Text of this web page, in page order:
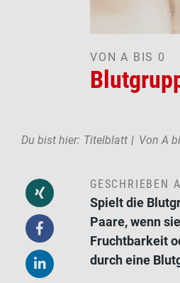
VON A BIS 0
Pfadnavigation
Du bist hier: Titelblatt Von A
GESCHRIEBEN
Spielt die
Paare, wenn
Fruchtbarkeit
durch eine